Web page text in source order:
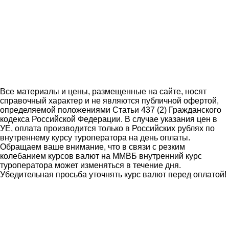
Все материалы и цены, размещенные на сайте, носят
справочный характер и не являются публичной офертой,
определяемой положениями Статьи 437 (2) Гражданского
кодекса Российской Федерации. В случае указания цен в
УЕ, оплата производится только в Российских рублях по
внутреннему курсу туроператора на день оплаты.
Обращаем ваше внимание, что в связи с резким
колебанием курсов валют на ММВБ внутренний курс
туроператора может изменяться в течение дня.
Убедительная просьба уточнять курс валют перед оплатой!